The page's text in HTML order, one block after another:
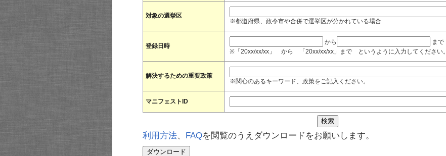
対象の選挙区
※都道府県、政令市や合併で選挙区が分かれている場合
登録日時
から
まで
※「20xx/xx/xx」 から 「20xx/xx/xx」まで というように入力してください。
解決するための重要政策
※関心のあるキーワード、政策をご記入ください。
マニフェストID
利用方法、 FAQを閲覧のうえダウンロードをお願いします。